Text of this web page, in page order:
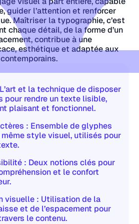
guider l’attention et renforcer
Maîtriser la typographie, c’est
chaque détail, de la forme d’un
contribue à une
esthétique et adaptée aux
et la technique de disposer
pour rendre un texte lisible,
plaisant et fonctionnel.
: Ensemble de glyphes
style visuel, utilisés pour
: Deux notions clés pour
et le confort
visuelle : Utilisation de la
et de l’espacement pour
le contenu.